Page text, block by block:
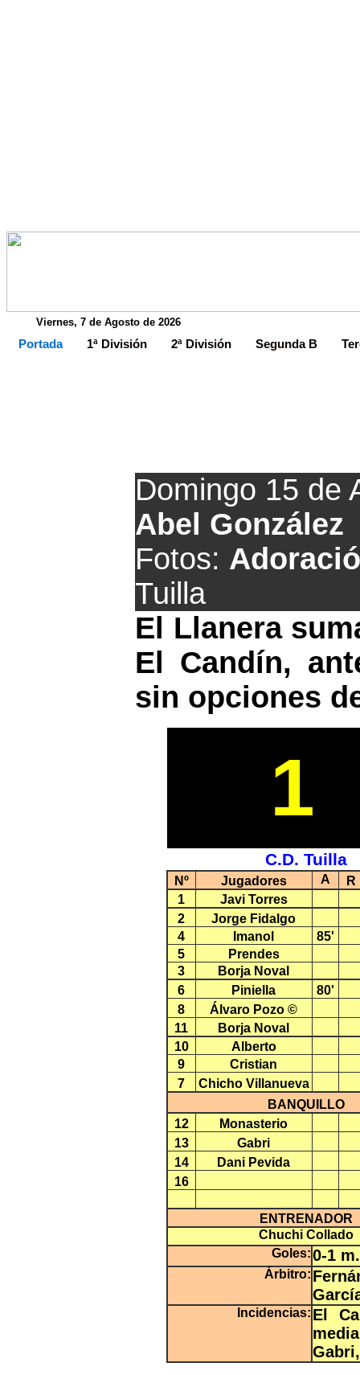
Viernes, 7 de Agosto de 2026
Portada 1ª División 2ª División Segunda B
Domingo 15 de
Abel González
Fotos:
Tuilla
El Llanera
El Candín,
sin opciones
1
C.D. Tuilla
Nº Jugadores A
R
1
Javi Torres
2
Jorge Fidalgo
4
Imanol
85'
5
Prendes
3
Borja Noval
6
Piniella
80'
8
Álvaro Pozo ©
11
Borja Noval
10
Alberto
9
Cristian
7
Chicho Villanueva
BANQUILLO
12
Monasterio
13
Gabri
14
Dani Pevida
16
ENTRENADOR
Chuchi Collado
Goles:0-1
Árbitro:
Incidencias: El